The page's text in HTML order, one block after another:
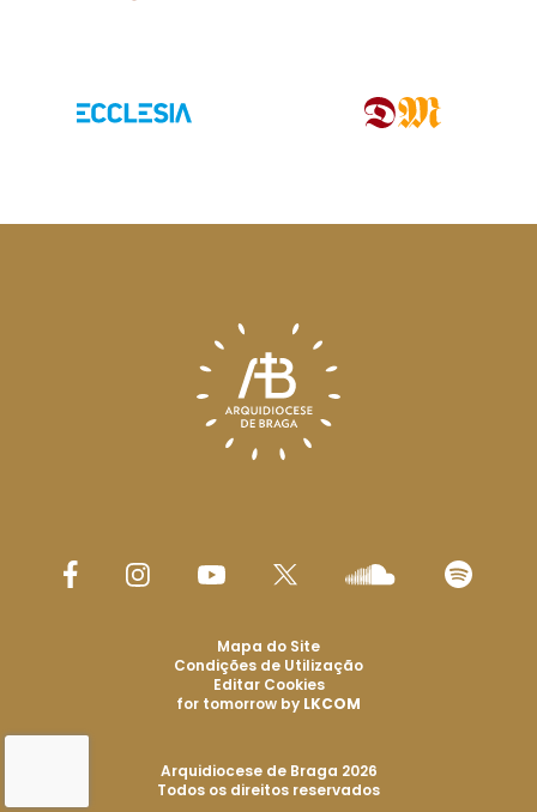
Arquidiocese de Braga 2026
Todos os direitos reservados
Mapa do Site
Condições de Utilização
Editar Cookies
for tomorrow by LKCOM